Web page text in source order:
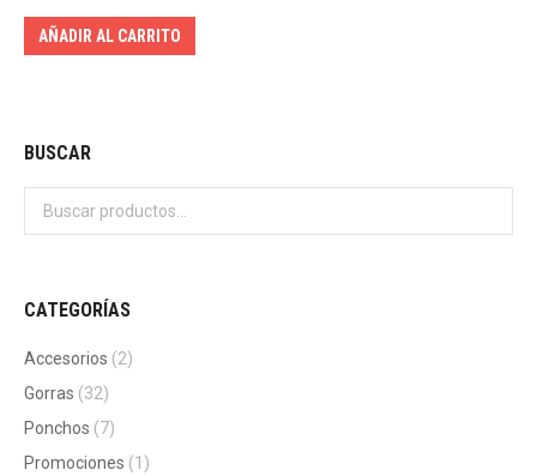
AÑADIR AL CARRITO
BUSCAR
CATEGORÍAS
Accesorios (2)
Gorras (32)
Ponchos (7)
Promociones (1)